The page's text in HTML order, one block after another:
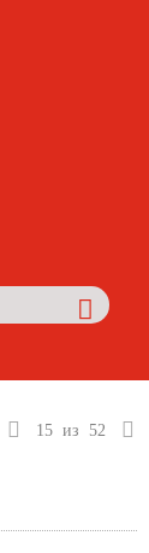
15 из 52